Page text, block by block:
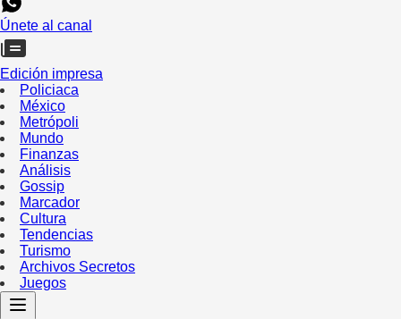
Únete al canal
Edición impresa
Policiaca
México
Metrópoli
Mundo
Finanzas
Análisis
Gossip
Marcador
Cultura
Tendencias
Turismo
Archivos Secretos
Juegos